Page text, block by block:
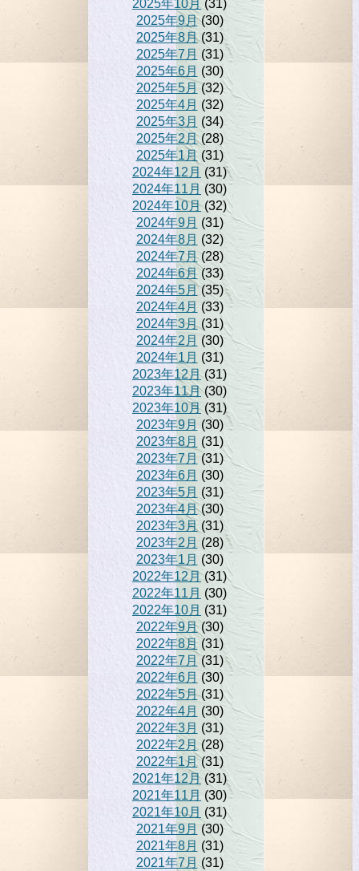
2025年10月 (31)
2025年9月(30)
2025年8月(31)
2025年7月 (31)
2025年6月 (30)
2025年5月 (32)
2025年4月 (32)
2025年3月 (34)
2025年2月(28)
2025年1月(31)
2024年12月 (31)
2024年11月 (30)
2024年10月 (32)
2024年9月 (31)
2024年8月 (32)
2024年7月(28)
2024年6月(33)
2024年5月(35)
2024年4月(33)
2024年3月(31)
2024年2月 (30)
2024年1月 (31)
2023年12月(31)
2023年11月(30)
2023年10月 (31)
2023年9月 (30)
2023年8月 (31)
2023年7月 (31)
2023年6月 (30)
2023年5月 (31)
2023年4月(30)
2023年3月(31)
2023年2月 (28)
2023年1月 (30)
2022年12月 (31)
2022年11月 (30)
2022年10月 (31)
2022年9月(30)
2022年8月(31)
2022年7月 (31)
2022年6月(30)
2022年5月(31)
2022年4月 (30)
2022年3月 (31)
2022年2月(28)
2022年1月(31)
2021年12月 (31)
2021年11月 (30)
2021年10月 (31)
2021年9月 (30)
2021年8月 (31)
2021年7月 (31)